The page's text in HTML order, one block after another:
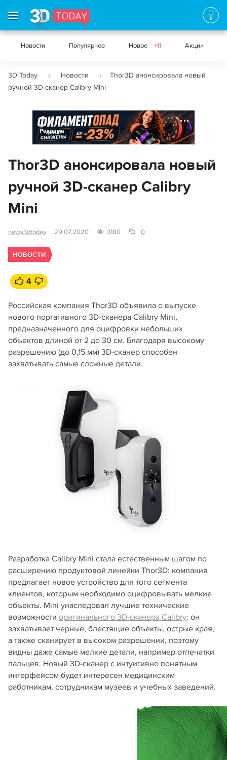
Новости Популярное Новое +11 Акции
3D Today Новости
Thor3D анонсировала новый
ручной 3D-сканер Calibry Mini
Реклама
Thor3D анонсировала новый
ручной 3D-сканер Calibry
Mini
news3dtoday 29.07.2020 3180 0
НОВОСТИ
4
Российская компания Thor3D объявила о выпуске
нового портативного 3D-сканера Calibry Mini,
предназначенного для оцифровки небольших
объектов длиной от 2 до 30 см. Благодаря высокому
разрешению (до 0,15 мм) 3D-сканер способен
захватывать самые сложные детали.
Разработка Calibry Mini стала естественным шагом по
расширению продуктовой линейки Thor3D: компания
предлагает новое устройство для того сегмента
клиентов, которым необходимо оцифровывать мелкие
объекты. Mini унаследовал лучшие технические
возможности оригинального 3D-сканера Calibry: он
захватывает черные, блестящие объекты, острые края,
а также сканирует в высоком разрешении, поэтому
видны даже самые мелкие детали, например отпечатки
пальцев. Новый 3D-сканер с интуитивно понятным
интерфейсом будет интересен медицинским
работникам, сотрудникам музеев и учебных заведений.